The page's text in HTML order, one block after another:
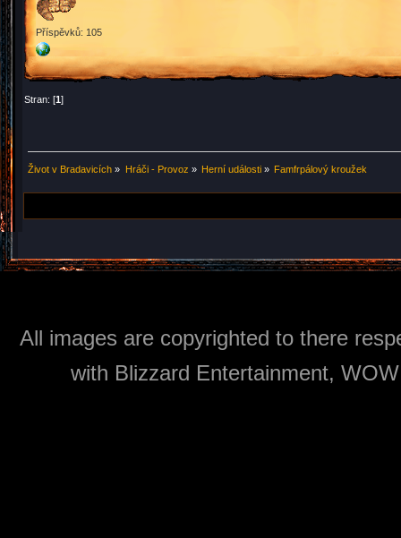
Příspěvků: 105
Stran: [1]
Život v Bradavicích » Hráči - Provoz » Herní události» Famfrpálový kroužek
All images are copyrighted to there
with Blizzard Entertainment,